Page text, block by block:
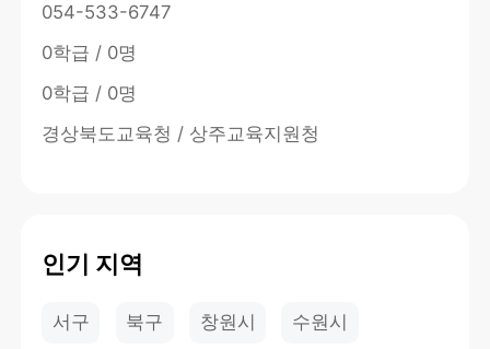
054-533-6747
0학급 / 0명
0학급 / 0명
경상북도교육청 / 상주교육지원청
인기 지역
서구 북구 창원시 수원시